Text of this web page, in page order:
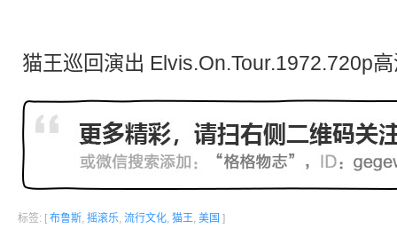
猫王巡回演出 Elvis.On.Tour.1972.720p
标签: [ 布鲁斯, 摇滚乐, 流行文化, 猫王, 美国 ]